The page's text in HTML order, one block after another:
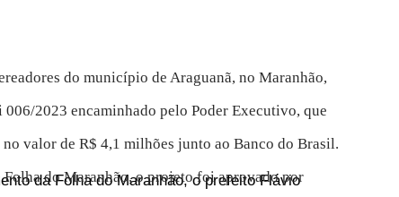
do município de Araguanã, no Maranhão,
2023 encaminhado pelo Poder Executivo, que
valor de R$ 4,1 milhões junto ao Banco do Brasil.
Folha do Maranhão, o projeto foi aprovado por
da Folha do Maranhão, o prefeito Flávio